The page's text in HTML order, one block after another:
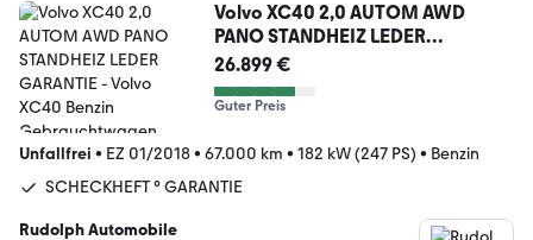
Volvo XC40 2,0 AUTOM AWD
PANO STANDHEIZ LEDER
GARANTIE
26.899 €
Guter Preis
Unfallfrei • EZ 01/2018• 67.000 km • 182 kW (247 PS) • Benzin
SCHECKHEFT ° GARANTIE
Rudolph Automobile